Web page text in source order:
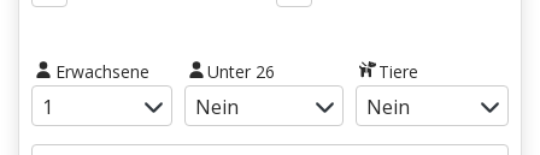
Erwachsene Unter 26 Tiere